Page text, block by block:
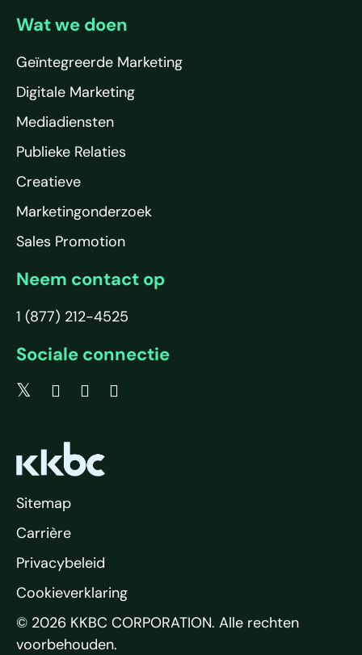
Wat we doen
Geïntegreerde Marketing
Digitale Marketing
Mediadiensten
Publieke Relaties
Creatieve
Marketingonderzoek
Sales Promotion
Neem contact op
1 (877) 212-4525
Sociale connectie
© 2026 KKBC CORPORATION. Alle rechten
voorbehouden.
Sitemap
Carrière
Privacybeleid
Cookieverklaring